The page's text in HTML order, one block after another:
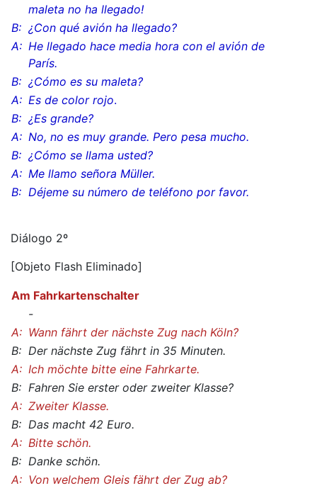
maleta no ha llegado!
B: ¿Con qué avión ha llegado?
A: He llegado hace media hora con el avión de
París.
B: ¿Cómo es su maleta?
A: Es de color rojo.
B: ¿Es grande?
A: No, no es muy grande. Pero pesa mucho.
B: ¿Cómo se llama usted?
A: Me llamo señora Müller.
B: Déjeme su número de teléfono por favor.
Diálogo 2º
[Objeto Flash Eliminado]
Am Fahrkartenschalter
-
A: Wann fährt der nächste Zug nach Köln?
B: Der nächste Zug fährt in 35 Minuten.
A: Ich möchte bitte eine Fahrkarte.
B: Fahren Sie erster oder zweiter Klasse?
A: Zweiter Klasse.
B: Das macht 42 Euro.
A: Bitte schön.
B: Danke schön.
A: Von welchem Gleis fährt der Zug ab?